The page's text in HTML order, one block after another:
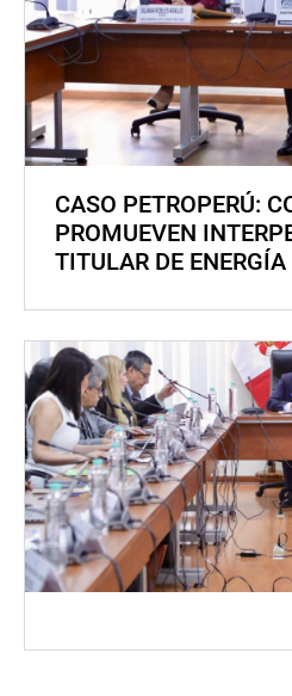
CASO PETROPERÚ:
PROMUEVEN
TITULAR DE